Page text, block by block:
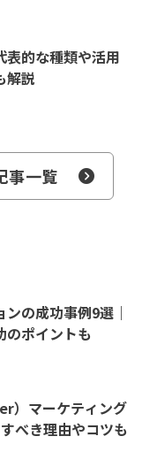
表的な種類や活用
解説
事一覧
の成功事例9選｜
のポイントも
）マーケティング
べき理由やコツも